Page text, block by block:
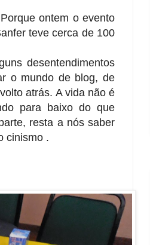
ontem o evento
teve cerca de 100
desentendimentos
o mundo de blog, de
atrás. A vida não é
para baixo do que
resta a nós saber
cinismo .